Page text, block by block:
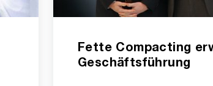
Fette Compacting
Geschäftsführung